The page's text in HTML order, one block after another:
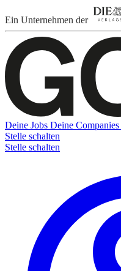
Ein Unternehmen der
Deine Jobs Deine Companies
Stelle schalten
Stelle schalten